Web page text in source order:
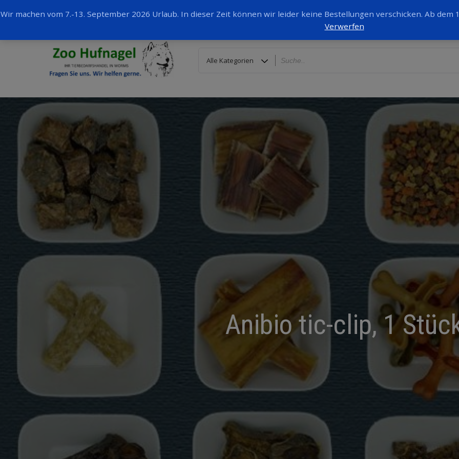
Anibio tic-clip, 1
Wir machen vom 7.-13. September 2026 Urlaub. In dieser Zeit können wir leider keine Bestellungen verschicken. Ab
Verwerfen